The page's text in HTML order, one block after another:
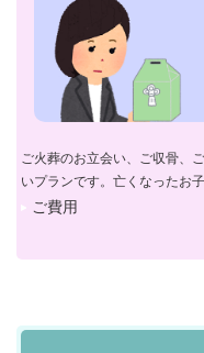
ご火葬のお立会い、ご収骨、
いプランです。亡くなったお
ご費用